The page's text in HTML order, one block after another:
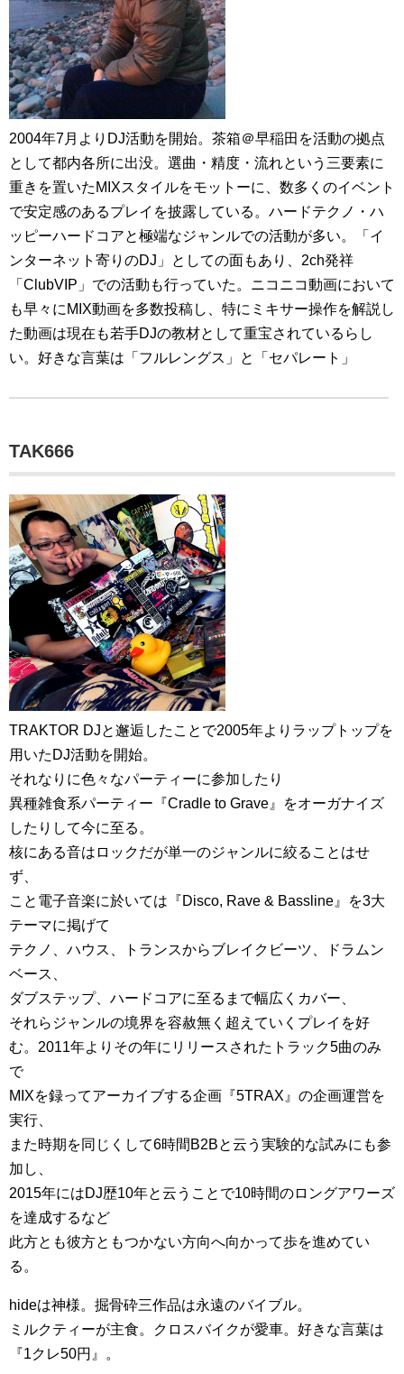
2004年7月よりDJ活動を開始。茶箱＠早稲田を活動の拠点
として都内各所に出没。選曲・精度・流れという三要素に
重きを置いたMIXスタイルをモットーに、数多くのイベント
で安定感のあるプレイを披露している。ハードテクノ・ハ
ッピーハードコアと極端なジャンルでの活動が多い。「イ
ンターネット寄りのDJ」としての面もあり、2ch発祥
「ClubVIP」での活動も行っていた。ニコニコ動画において
も早々にMIX動画を多数投稿し、特にミキサー操作を解説し
た動画は現在も若手DJの教材として重宝されているらし
い。好きな言葉は「フルレングス」と「セパレート」
TAK666
TRAKTOR DJと邂逅したことで2005年よりラップトップを
用いたDJ活動を開始。
それなりに色々なパーティーに参加したり
異種雑食系パーティー『Cradle to Grave』をオーガナイズ
したりして今に至る。
核にある音はロックだが単一のジャンルに絞ることはせ
ず、
こと電子音楽に於いては『Disco, Rave & Bassline』を3大
テーマに掲げて
テクノ、ハウス、トランスからブレイクビーツ、ドラムン
ベース、
ダブステップ、ハードコアに至るまで幅広くカバー、
それらジャンルの境界を容赦無く超えていくプレイを好
む。2011年よりその年にリリースされたトラック5曲のみ
で
MIXを録ってアーカイブする企画『5TRAX』の企画運営を
実行、
また時期を同じくして6時間B2Bと云う実験的な試みにも参
加し、
2015年にはDJ歴10年と云うことで10時間のロングアワーズ
を達成するなど
此方とも彼方ともつかない方向へ向かって歩を進めてい
る。
hideは神様。掘骨砕三作品は永遠のバイブル。
ミルクティーが主食。クロスバイクが愛車。好きな言葉は
『1クレ50円』。